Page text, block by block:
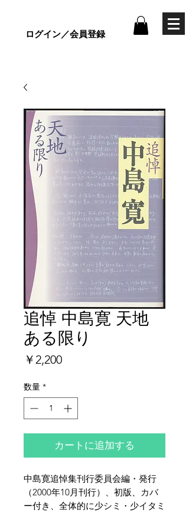
ログイン／会員登録
追悼 中島寛 天地
ある限り
￥2,200価
数量 *
カートに追加する
中島寛追悼集刊行委員会編・発行
（2000年10月刊行）、初版、カバ
ー付き、全体的に少シミ・少イタミ